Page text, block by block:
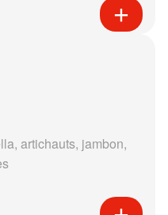
artichauts, jambon,